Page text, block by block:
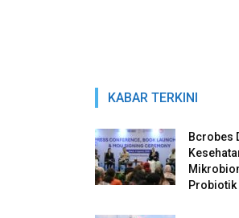
KABAR TERKINI
Bcrobes
Probiotik